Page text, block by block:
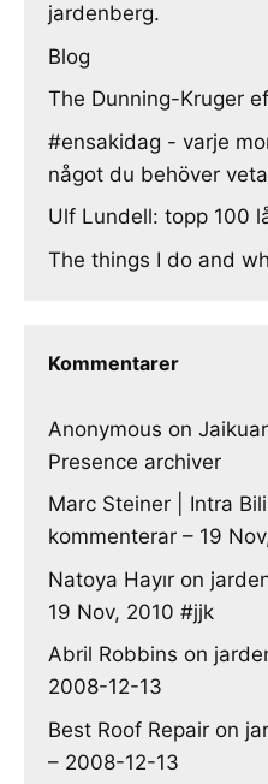
jardenberg.
Blog
The Dunning-Kruger
#ensakidag - varje
något du behöver
Ulf Lundell: topp 100
The things I do and
Kommentarer
Anonymous on
Presence archiver
Marc Steiner | Intra
kommenterar – 19
Natoya Hayır on
19 Nov, 2010 #jjk
Abril Robbins on
2008-12-13
Best Roof Repair on
– 2008-12-13